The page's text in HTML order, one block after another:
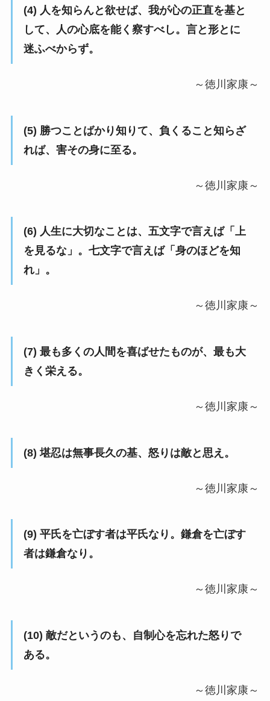
(4) 人を知らんと欲せば、我が心の正直を基と
して、人の心底を能く察すべし。言と形とに
迷ふべからず。
～徳川家康～
(5) 勝つことばかり知りて、負くること知らざ
れば、害その身に至る。
～徳川家康～
(6) 人生に大切なことは、五文字で言えば「上
を見るな」。七文字で言えば「身のほどを知
れ」。
～徳川家康～
(7) 最も多くの人間を喜ばせたものが、最も大
きく栄える。
～徳川家康～
(8) 堪忍は無事長久の基、怒りは敵と思え。
～徳川家康～
(9) 平氏を亡ぼす者は平氏なり。鎌倉を亡ぼす
者は鎌倉なり。
～徳川家康～
(10) 敵だというのも、自制心を忘れた怒りで
ある。
～徳川家康～